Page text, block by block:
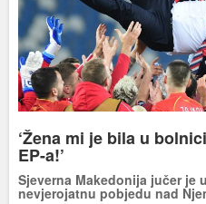
‘Žena mi je bila u
EP-a!’
Sjeverna Makedonija jučer je
nevjerojatnu pobjedu nad